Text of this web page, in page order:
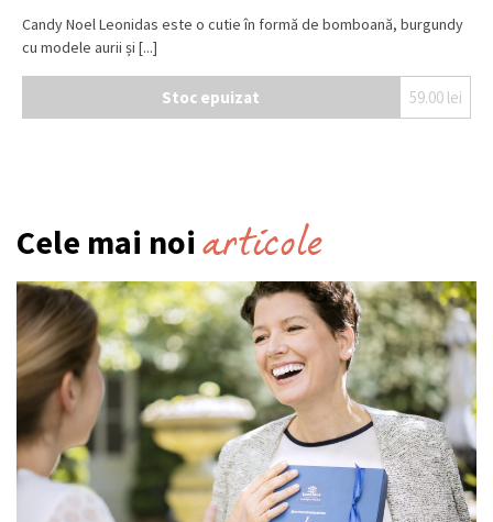
Candy Noel Leonidas este o cutie în formă de bomboană, burgundy
cu modele aurii și [...]
Stoc epuizat 59.00 lei
Cele mai noi articole